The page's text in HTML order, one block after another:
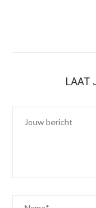
LAAT